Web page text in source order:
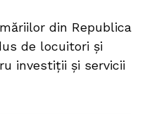
din Republica
de locuitori și
investiții și servicii